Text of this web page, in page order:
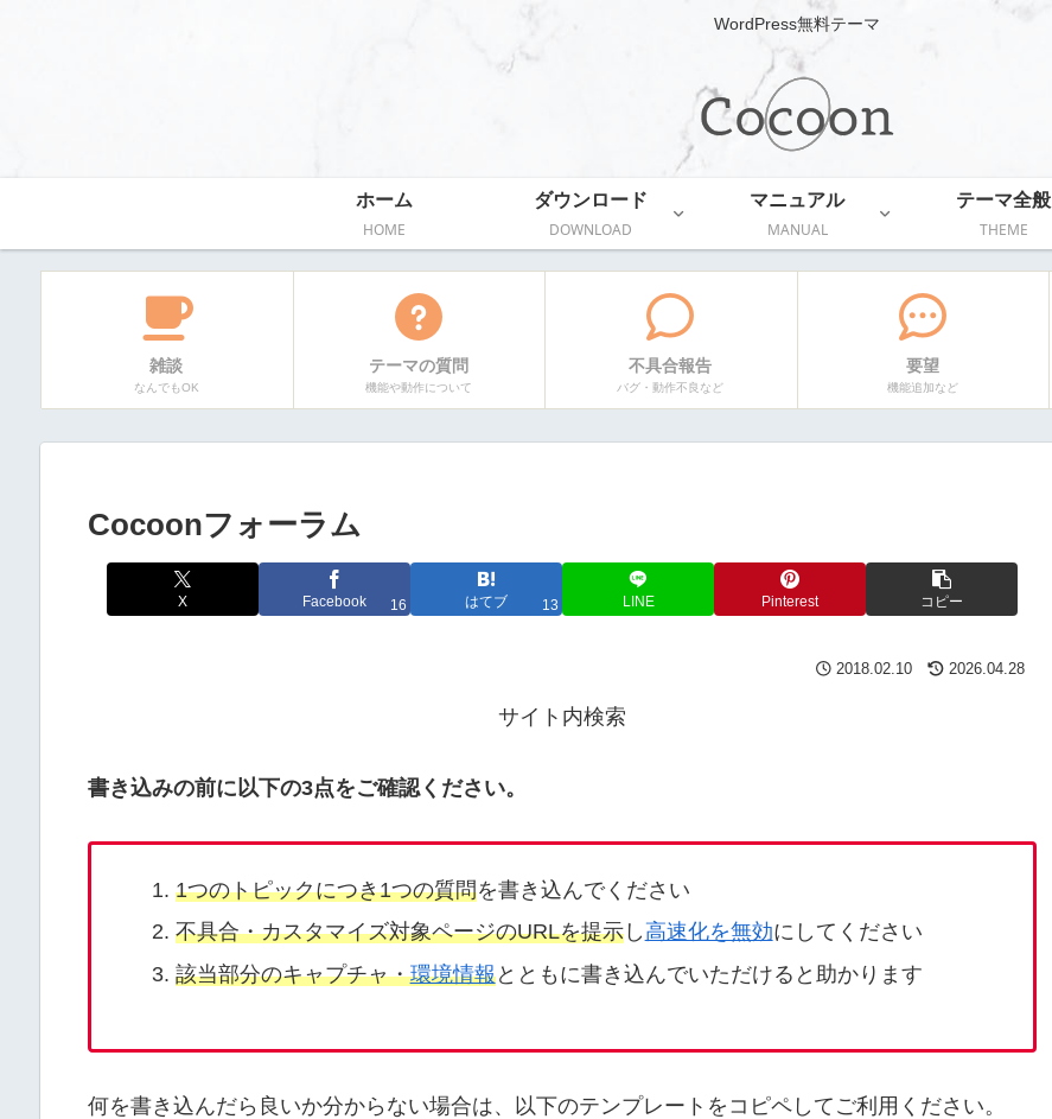
WordPress無料テーマ
ホーム
HOME
ダウンロード
DOWNLOAD
マニュアル
MANUAL
テーマ全般
THEME
雑談
なんでもOK
テーマの質問
機能や動作について
不具合報告
バグ・動作不良など
要望
機能追加など
Cocoonフォーラム
X Facebook 16 はてブ 13 LINE Pinterest コピー
2018.02.10 2026.04.28
サイト内検索
書き込みの前に以下の3点をご確認ください。
1つのトピックにつき1つの質問を書き込んでください
不具合・カスタマイズ対象ページのURLを提示し 高速化を無効にしてください
該当部分のキャプチャ・環境情報とともに書き込んでいただけると助かります
何を書き込んだら良いか分からない場合は、以下のテンプレートをコピペしてご利用ください。